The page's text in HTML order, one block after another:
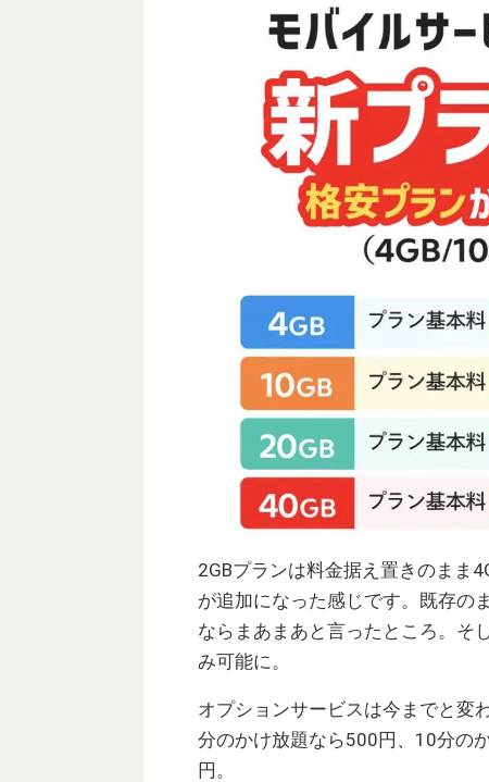
2GBプランは料金据え置きのまま
が追加になった感じです。既存の
ならまあまあと言ったところ。そ
み可能に。
オプションサービスは今までと変
分のかけ放題なら500円、10分の
円。